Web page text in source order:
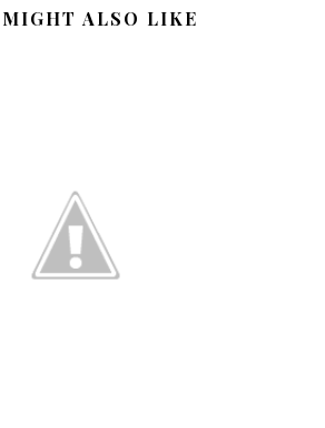
MIGHT ALSO LIKE